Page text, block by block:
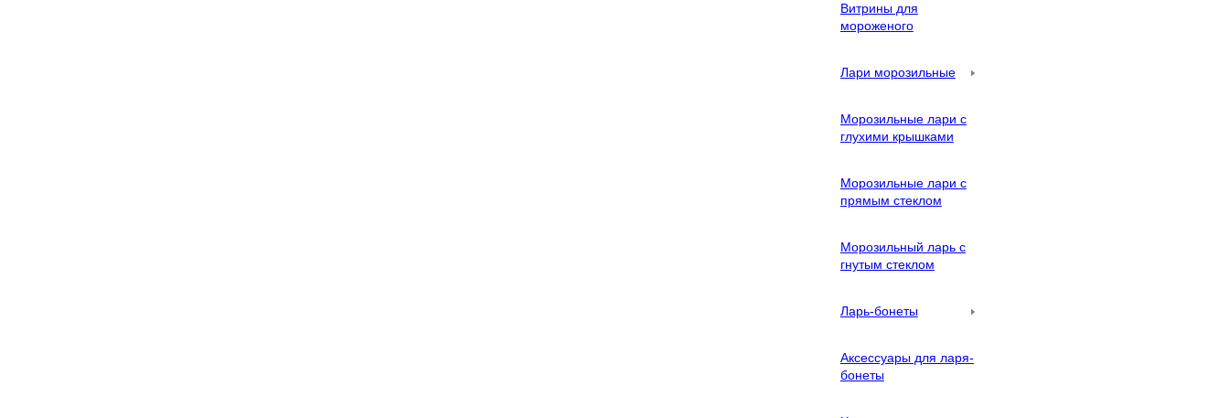
Витрины для
мороженого
Лари морозильные
Морозильные лари с
глухими крышками
Морозильные лари с
прямым стеклом
Морозильный ларь с
гнутым стеклом
Ларь-бонеты
Аксессуары для ларя-
бонеты